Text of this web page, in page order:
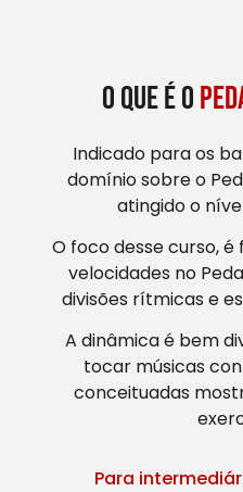
O que é o
Indicado para os
domínio sobre o
atingido o
O foco desse curso,
velocidades no
divisões rítmicas e
A dinâmica é bem
tocar músicas
conceituadas
Para